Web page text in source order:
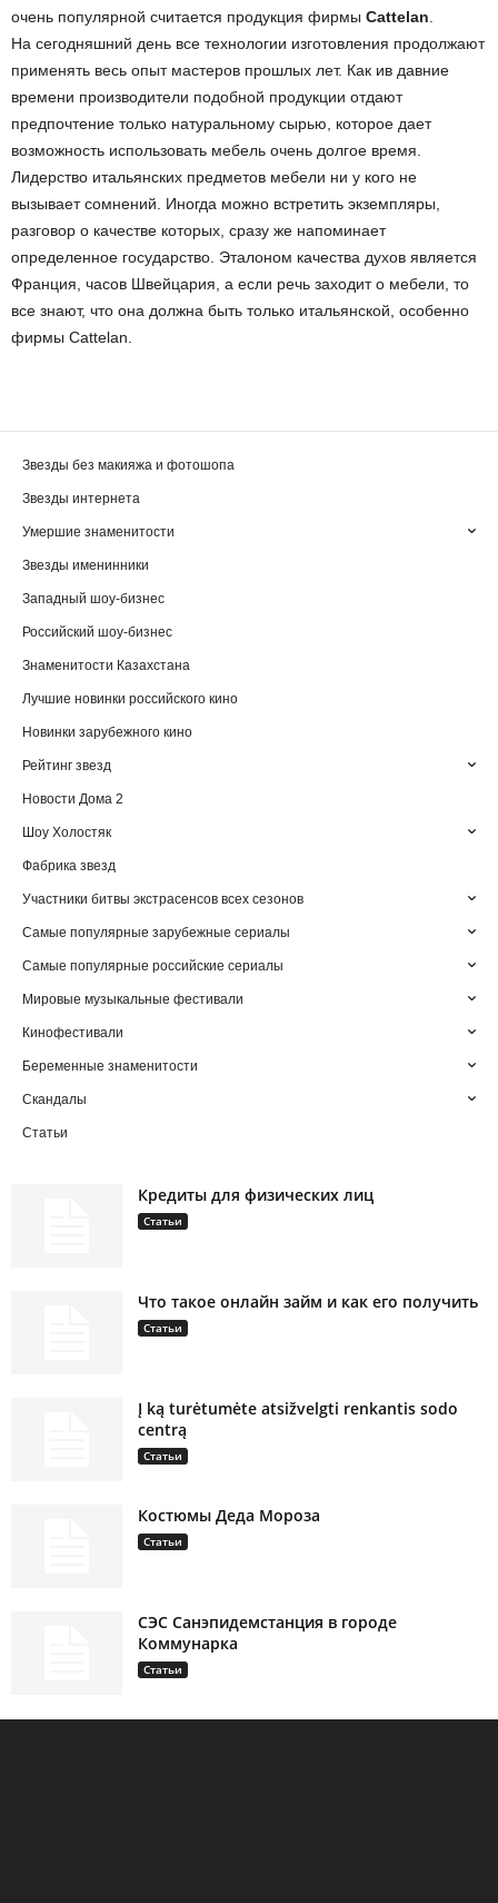
очень популярной считается продукция фирмы Cattelan
На сегодняшний день все технологии изготовления продолжают
применять весь опыт мастеров прошлых лет. Как ив давние
времени производители подобной продукции отдают
предпочтение только натуральному сырью, которое дает
возможность использовать мебель очень долгое время.
Лидерство итальянских предметов мебели ни у кого не
вызывает сомнений. Иногда можно встретить экземпляры,
разговор о качестве которых, сразу же напоминает
определенное государство. Эталоном качества духов является
Франция, часов Швейцария, а если речь заходит о мебели, то
все знают, что она должна быть только итальянской, особенно
фирмы Cattelan.
Звезды без макияжа и фотошопа
Звезды интернета
Умершие знаменитости
Звезды именинники
Западный шоу-бизнес
Российский шоу-бизнес
Знаменитости Казахстана
Лучшие новинки российского кино
Новинки зарубежного кино
Рейтинг звезд
Новости Дома 2
Шоу Холостяк
Фабрика звезд
Участники битвы экстрасенсов всех сезонов
Самые популярные зарубежные сериалы
Самые популярные российские сериалы
Мировые музыкальные фестивали
Кинофестивали
Беременные знаменитости
Скандалы
Статьи
Кредиты для физических лиц
Статьи
Что такое онлайн займ и как его получить
Статьи
Į ką turėtumėte atsižvelgti renkantis sodo
centrą
Статьи
Костюмы Деда Мороза
Статьи
СЭС Санэпидемстанция в городе
Коммунарка
Статьи